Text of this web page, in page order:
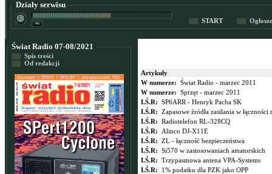
Działy serwisu
START
Świat Radio 07-08/2021
Spis treści
Od redakcji
Artykuły
W numerze: Świat Radio - marzec 2011
W numerze: Sprzęt - marzec 2011
I.Ś.R: SP6ARR - Henryk Pacha SK
I.Ś.R: Zapasowe źródła zasilania w łączności
I.Ś.R: Radiotelefon RL-328CQ
I.Ś.R:
Alinco DJ-X11E
I.Ś.R: ZL - łączność bezpieczeństwa
I.Ś.R: Si570 w zastosowaniach amatorskich
I.Ś.R: Trzypasmowa antena VPA-Systems
I.Ś.R:
1% podatku dla PZK jako OPP